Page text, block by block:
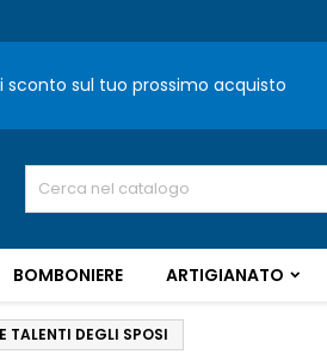
sconto sul tuo prossimo acquisto
BOMBONIERE ARTIGIANATO
TALENTI DEGLI SPOSI